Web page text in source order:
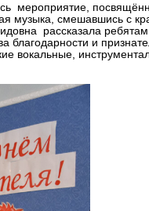
мероприятие,
смешавшись с
рассказала
благодарности и
вокальные,